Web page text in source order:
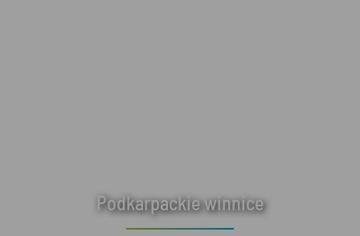
Podkarpackie winnice